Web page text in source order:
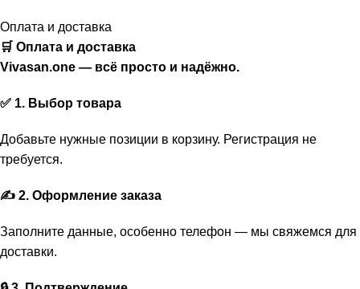
Оплата и доставка
🛒 Оплата и доставка
Vivasan.one — всё просто и надёжно.
✅ 1. Выбор товара
Добавьте нужные позиции в корзину. Регистрация не
требуется.
✍️ 2. Оформление заказа
Заполните данные, особенно телефон — мы свяжемся для
доставки.